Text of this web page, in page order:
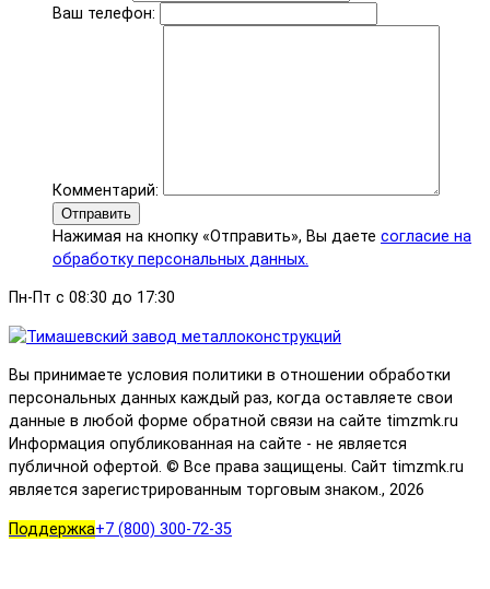
Ваш телефон:
Комментарий:
Отправить
Нажимая на кнопку «Отправить», Вы даете согласие на
обработку персональных данных.
Пн-Пт с 08:30 до 17:30
Вы принимаете условия политики в отношении обработки
персональных данных каждый раз, когда оставляете свои
данные в любой форме обратной связи на сайте timzmk.ru
Информация опубликованная на сайте - не является
публичной офертой. © Все права защищены. Сайт timzmk.ru
является зарегистрированным торговым знаком., 2026
Поддержка+7 (800) 300-72-35